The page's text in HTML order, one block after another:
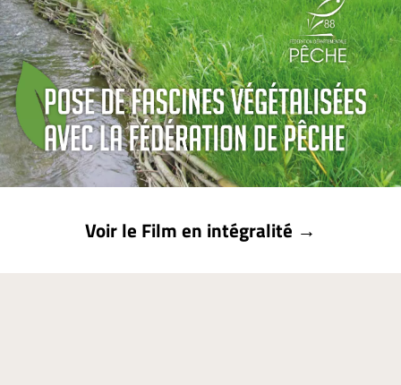
Voir le Film en intégralitéㅤㅤ →